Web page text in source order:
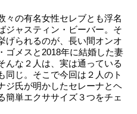
々の有名女性セレブとも浮名
ジャスティン・ビーバー。そ
げられるのが、長い間オンオ
ゴメスと2018年に結婚した妻
んな２人は、実は通っている
同じ。そこで今回は２人のト
ジ氏が明かしたセレーナとヘ
簡単エクササイズ３つをチェ